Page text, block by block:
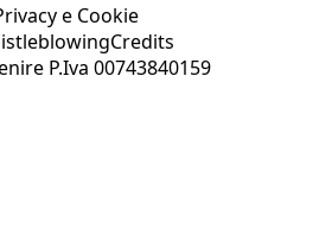
e Cookie
Credits
P.Iva 00743840159